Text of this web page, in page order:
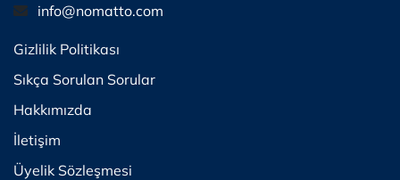
info@nomatto.com
Gizlilik Politikası
Sıkça Sorulan Sorular
Hakkımızda
İletişim
Üyelik Sözleşmesi